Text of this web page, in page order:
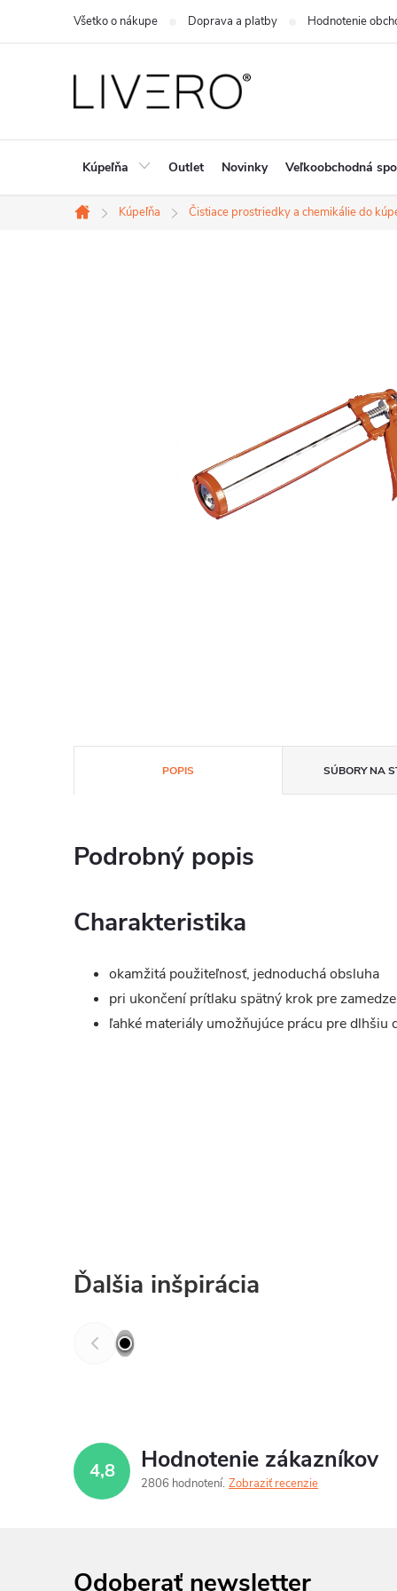
Všetko o nákupe Doprava a platby Hodnotenie
Kúpeľňa Outlet Novinky Veľkoobchodná
Domov
Kúpeľňa Čistiace prostriedky a chemikálie do
POPIS SÚBORY NA
Podrobný popis
Charakteristika
okamžitá použiteľnosť, jednoduchá obsluha
pri ukončení prítlaku spätný krok pre
ľahké materiály umožňujúce prácu pre dlhšiu
Ďalšia inšpirácia
4,8 Hodnotenie zákazníkov
2806 hodnotení Zobraziť recenzie
Odoberať newsletter